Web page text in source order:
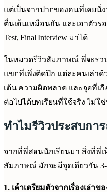
แต่เป็นจากปากของคนที่เคยนั่
ตื่นเต้นเหมือนกัน และเอาตัวรอ
Test, Final Interview มาได้
ในหมวดรีวิวสัมภาษณ์ พี่จะรว
แขกที่เพิ่งติดปีก แต่ละคนเล่า
เต้น ความผิดพลาด และจุดที่เ
ต่อไปได้บทเรียนที่ใช้จริง ไม่ใ
ทำไมรีวิวประสบกา
จากที่พี่สอนนักเรียนมา สิ่งที่พี่
สัมภาษณ์ มักจะมีจุดเดียวกัน 3-
1. เค้าเตรียมตัวจากเรื่องเล่าข